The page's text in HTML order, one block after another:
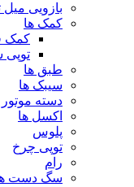
بازویی میل
کمک ها
کمک
توپی
طبق ها
سیبک ها
دسته
اکسل ها
پلوس
توپی چرخ
رام
سگ دست